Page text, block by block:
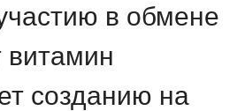
в обмене
витамин
созданию на